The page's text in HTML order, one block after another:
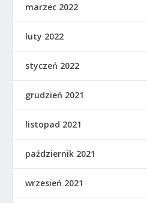
marzec 2022
luty 2022
styczeń 2022
grudzień 2021
listopad 2021
październik 2021
wrzesień 2021